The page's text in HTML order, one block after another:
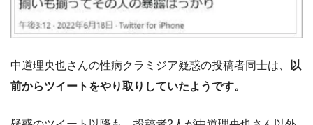
中道理央也さんの性病クラミジア疑惑の投稿者同士は、
以
前からツイートをやり取りしていたようです。